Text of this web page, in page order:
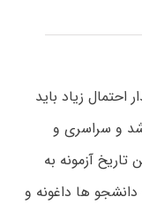
احتمال زیاد باید
و سراسری و
آزمونه به
ها داغونه و